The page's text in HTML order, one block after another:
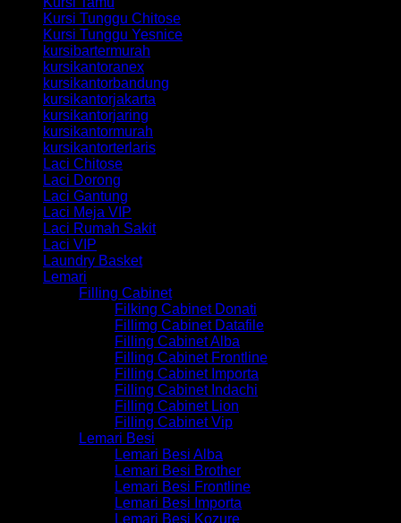
Kursi Tunggu Chitose
Kursi Tunggu Yesnice
kursibartermurah
kursikantoranex
kursikantorbandung
kursikantorjakarta
kursikantorjaring
kursikantormurah
kursikantorterlaris
Laci Chitose
Laci Dorong
Laci Gantung
Laci Meja VIP
Laci Rumah Sakit
Laci VIP
Laundry Basket
Lemari
Filling Cabinet
Filking Cabinet Donati
Fillimg Cabinet Datafile
Filling Cabinet Alba
Filling Cabinet Frontline
Filling Cabinet Importa
Filling Cabinet Indachi
Filling Cabinet Lion
Filling Cabinet Vip
Lemari Besi
Lemari Besi Alba
Lemari Besi Brother
Lemari Besi Frontline
Lemari Besi Importa
Lemari Besi Kozure